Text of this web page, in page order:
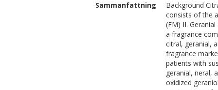
Sammanfattning
Background
consists of the
(FM) II.
a fragrance
citral, geranial,
fragrance
patients with
geranial, neral,
oxidized